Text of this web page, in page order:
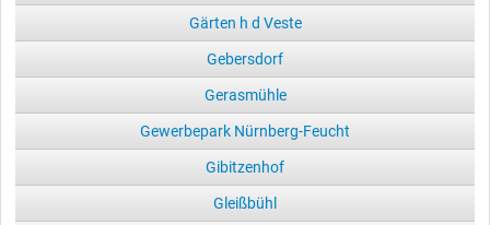
Gärten h d Veste
Gebersdorf
Gerasmühle
Gewerbepark Nürnberg-Feucht
Gibitzenhof
Gleißbühl